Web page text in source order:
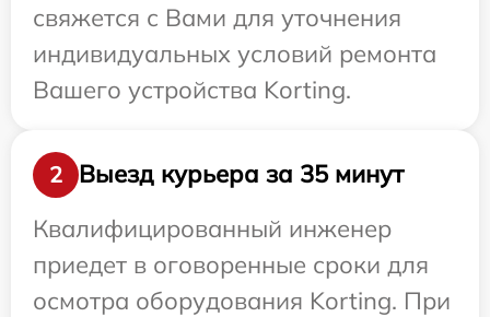
свяжется с Вами для уточнения
индивидуальных условий ремонта
Вашего устройства Korting.
2
Выезд курьера за 35 минут
Квалифицированный инженер
приедет в оговоренные сроки для
осмотра оборудования Korting. При